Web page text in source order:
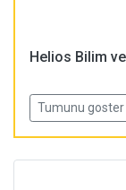
Bilim ve
Tumunu goster